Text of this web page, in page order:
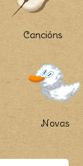
Cancións
Novas